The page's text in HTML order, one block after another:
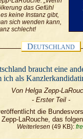
das Gefühl
keine Instanz gibt,
sich wenden kann,
schlecht!
DEUTSCHLAND
braucht eine
ich als
Von Helga Zepp-
- Erster Teil -
die
LaRouche, das
Weiterlesen (49 KB):